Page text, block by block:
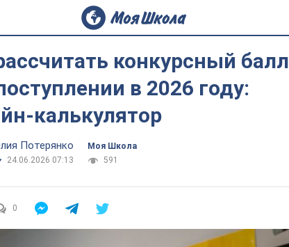
конкурсный балл
в 2026 году:
калькулятор
Потерянко
Моя Школа
24.06.2026 07:13
591
0